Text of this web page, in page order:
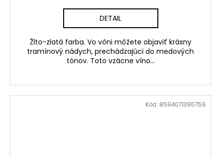
DETAIL
Žlto-zlatá farba. Vo vôni môžete objaviť krásny
tramínový nádych, prechádzajúci do medových
tónov. Toto vzácne víno...
Kód: 8594071395759